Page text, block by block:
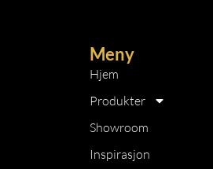
Meny
Hjem
Produkter
Showroom
Inspirasjon